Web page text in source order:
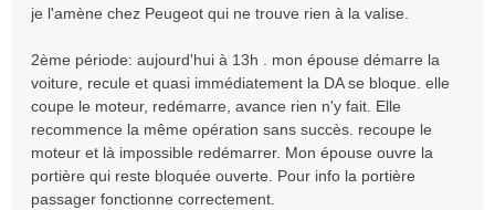
je l'amène chez Peugeot qui ne trouve rien à la valise.
2ème période: aujourd'hui à 13h . mon épouse démarre la
voiture, recule et quasi immédiatement la DA se bloque. elle
coupe le moteur, redémarre, avance rien n'y fait. Elle
recommence la même opération sans succès. recoupe le
moteur et là impossible redémarrer. Mon épouse ouvre la
portière qui reste bloquée ouverte. Pour info la portière
passager fonctionne correctement.